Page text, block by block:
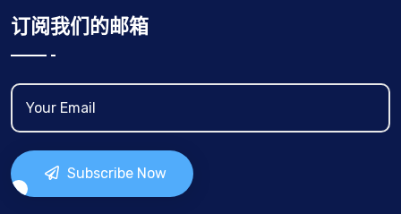
订阅我们的邮箱
Subscribe Now